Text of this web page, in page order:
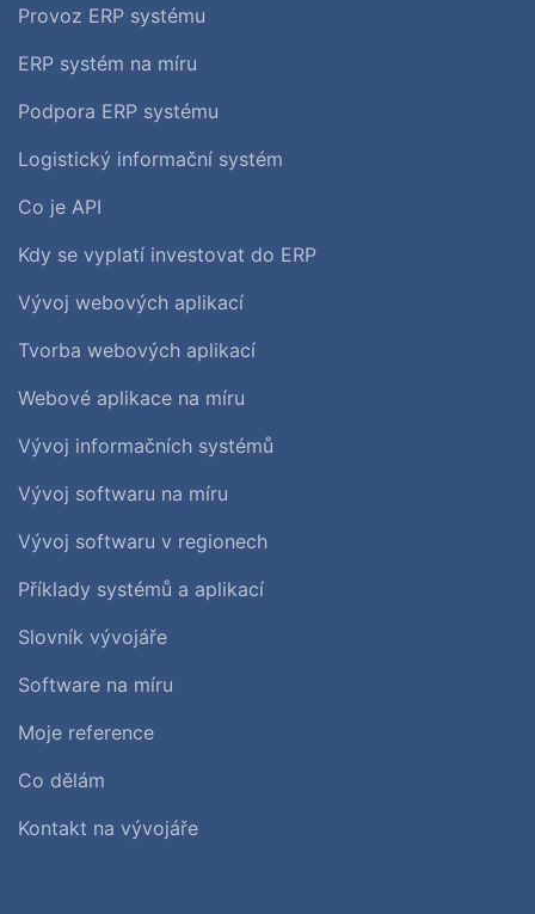
Provoz ERP systému
ERP systém na míru
Podpora ERP systému
Logistický informační systém
Co je API
Kdy se vyplatí investovat do ERP
Vývoj webových aplikací
Tvorba webových aplikací
Webové aplikace na míru
Vývoj informačních systémů
Vývoj softwaru na míru
Vývoj softwaru v regionech
Příklady systémů a aplikací
Slovník vývojáře
Software na míru
Moje reference
Co dělám
Kontakt na vývojáře